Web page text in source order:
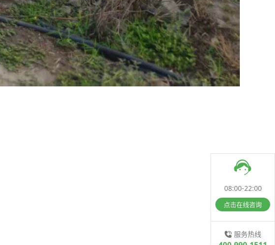
08:00-22:00
点击在线咨询
服务热线